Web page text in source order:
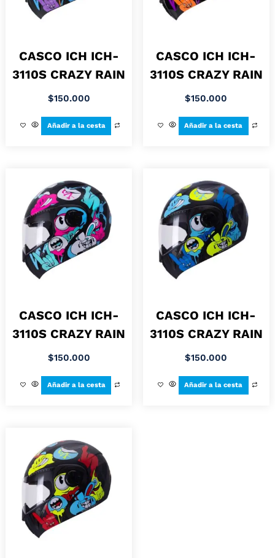
CASCO ICH ICH-
3110S CRAZY RAIN
$150.000
Añadir a la cesta
CASCO ICH ICH-
3110S CRAZY RAIN
$150.000
Añadir a la cesta
CASCO ICH ICH-
3110S CRAZY RAIN
$150.000
Añadir a la cesta
CASCO ICH ICH-
3110S CRAZY RAIN
$150.000
Añadir a la cesta